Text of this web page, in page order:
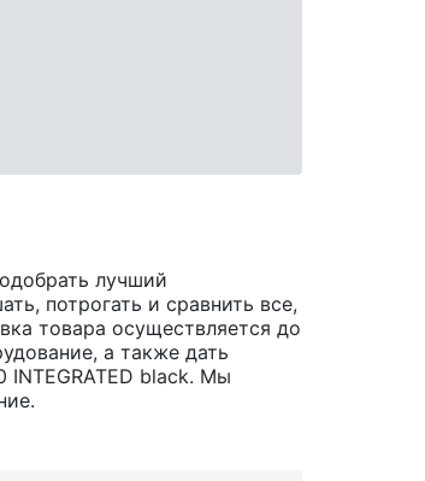
лучший
потрогать и сравнить все,
товара осуществляется до
а также дать
INTEGRATED black. Мы